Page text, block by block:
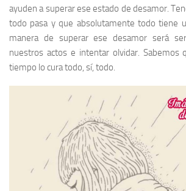
ayuden a superar ese estado de desamor.
todo pasa y que absolutamente todo tiene
manera de superar ese desamor será
nuestros actos e intentar olvidar. Sabemos
tiempo lo cura todo, sí, todo.